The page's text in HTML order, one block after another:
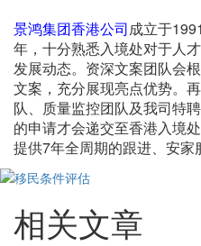
景鸿集团香港公司成立于
年，十分熟悉入境处对于人
发展动态。资深文案团队会
文案，充分展现亮点优势。
队、质量监控团队及我司特
的申请才会递交至香港入境
提供7年全周期的跟进、安家
相关文章